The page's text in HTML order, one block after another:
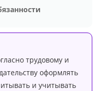
трудовому и
оформлять
и учитывать